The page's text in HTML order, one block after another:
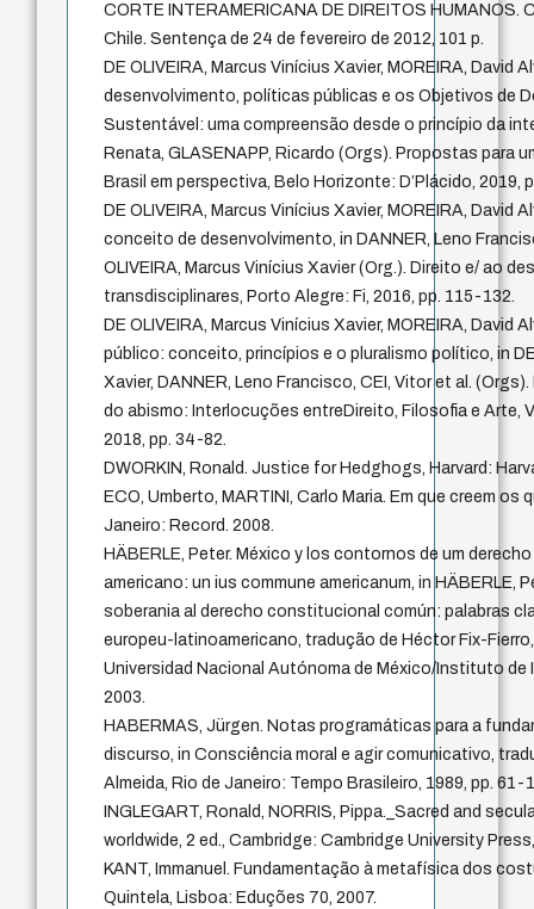
CORTE INTERAMERICANA DE DIREITOS HUMANOS.
Chile. Sentença de 24 de fevereiro de 2012, 101 p.
DE OLIVEIRA, Marcus Vinícius Xavier, MOREIRA, David
desenvolvimento, políticas públicas e os Objetivos de
Sustentável: uma compreensão desde o princípio da
Renata, GLASENAPP, Ricardo (Orgs). Propostas para
Brasil em perspectiva, Belo Horizonte: D’Plácido, 2019,
DE OLIVEIRA, Marcus Vinícius Xavier, MOREIRA, David
conceito de desenvolvimento, in DANNER, Leno
OLIVEIRA, Marcus Vinícius Xavier (Org.). Direito e/ ao
transdisciplinares, Porto Alegre: Fi, 2016, pp. 115-132.
DE OLIVEIRA, Marcus Vinícius Xavier, MOREIRA, David
público: conceito, princípios e o pluralismo político, in
Xavier, DANNER, Leno Francisco, CEI, Vitor et al.
do abismo: Interlocuções entreDireito, Filosofia e Arte,
2018, pp. 34-82.
DWORKIN, Ronald. Justice for Hedghogs, Harvard:
ECO, Umberto, MARTINI, Carlo Maria. Em que creem os
Janeiro: Record. 2008.
HÄBERLE, Peter. México y los contornos de um
americano: un ius commune americanum, in HÄBERLE,
soberania al derecho constitucional común: palabras
europeu-latinoamericano, tradução de Héctor Fix-
Universidad Nacional Autónoma de México/Instituto
2003.
HABERMAS, Jürgen. Notas programáticas para a
discurso, in Consciência moral e agir comunicativo,
Almeida, Rio de Janeiro: Tempo Brasileiro, 1989, pp. 61-
INGLEGART, Ronald, NORRIS, Pippa._Sacred and
worldwide, 2 ed., Cambridge: Cambridge University
KANT, Immanuel. Fundamentação à metafísica dos
Quintela, Lisboa: Eduções 70, 2007.